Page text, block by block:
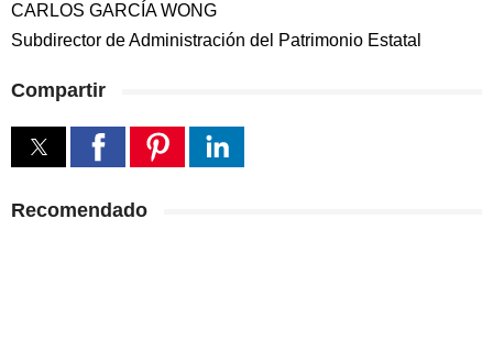
CARLOS GARCÍA WONG
Subdirector de Administración del Patrimonio Estatal
Compartir
Recomendado